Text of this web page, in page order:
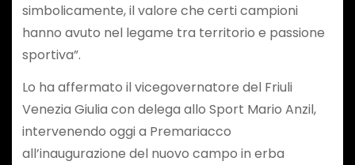
simbolicamente, il valore che certi campioni
hanno avuto nel legame tra territorio e passione
sportiva”.
Lo ha affermato il vicegovernatore del Friuli
Venezia Giulia con delega allo Sport Mario Anzil,
intervenendo oggi a Premariacco
all’inaugurazione del nuovo campo in erba